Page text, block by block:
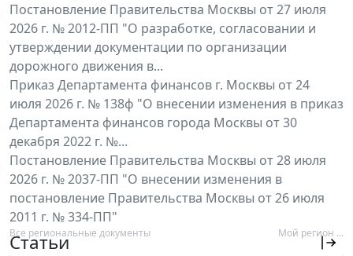
Постановление Правительства Москвы от 27 июля
2026 г. № 2012-ПП "О разработке, согласовании и
утверждении документации по организации
дорожного движения в...
Приказ Департамента финансов г. Москвы от 24
июля 2026 г. № 138ф "О внесении изменения в приказ
Департамента финансов города Москвы от 30
декабря 2022 г. №...
Постановление Правительства Москвы от 28 июля
2026 г. № 2037-ПП "О внесении изменения в
постановление Правительства Москвы от 26 июля
2011 г. № 334-ПП"
Все региональные документы Мой регион ...
Статьи